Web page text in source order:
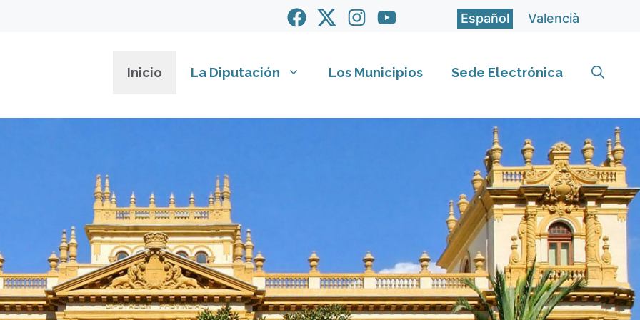
Español Valencià
Inicio La Diputación Los Municipios Sede Electrónica